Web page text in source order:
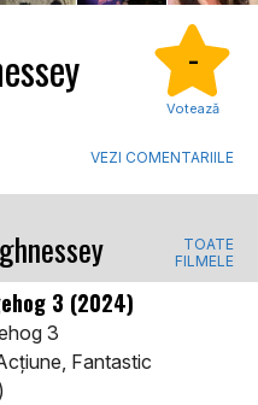
-
Votează
VEZI COMENTARIILE
TOATE
FILMELE
3 (2024)
3
Fantastic